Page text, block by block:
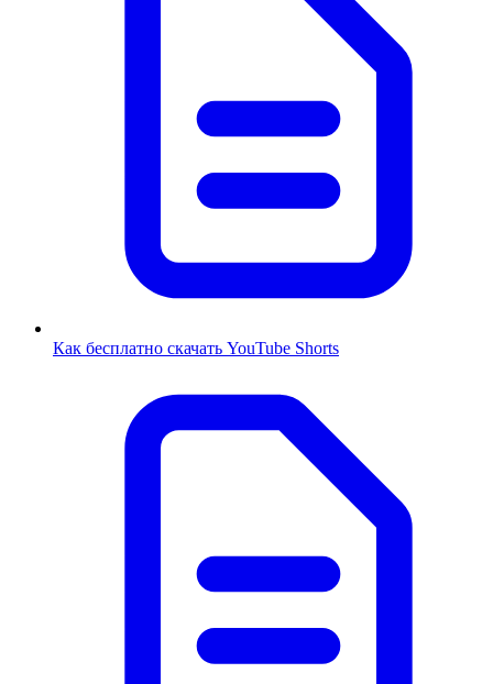
Как бесплатно скачать YouTube Shorts